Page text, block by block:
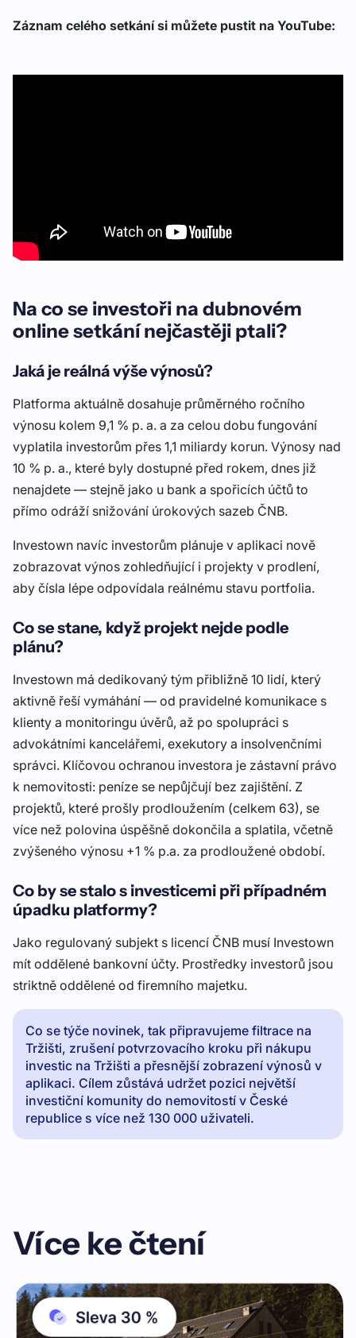
Záznam celého setkání si můžete pustit na YouTube:
Na co se investoři na dubnovém
online setkání nejčastěji ptali?
Jaká je reálná výše výnosů?
Platforma aktuálně dosahuje průměrného ročního
výnosu kolem 9,1 % p. a. a za celou dobu fungování
vyplatila investorům přes 1,1 miliardy korun. Výnosy nad
10 % p. a., které byly dostupné před rokem, dnes již
nenajdete — stejně jako u bank a spořicích účtů to
přímo odráží snižování úrokových sazeb ČNB.
Investown navíc investorům plánuje v aplikaci nově
zobrazovat výnos zohledňující i projekty v prodlení,
aby čísla lépe odpovídala reálnému stavu portfolia.
Co se stane, když projekt nejde podle
plánu?
Investown má dedikovaný tým přibližně 10 lidí, který
aktivně řeší vymáhání — od pravidelné komunikace s
klienty a monitoringu úvěrů, až po spolupráci s
advokátními kancelářemi, exekutory a insolvenčními
správci. Klíčovou ochranou investora je zástavní právo
k nemovitosti: peníze se nepůjčují bez zajištění. Z
projektů, které prošly prodloužením (celkem 63), se
více než polovina úspěšně dokončila a splatila, včetně
zvýšeného výnosu +1 % p.a. za prodloužené období.
Co by se stalo s investicemi při případném
úpadku platformy?
Jako regulovaný subjekt s licencí ČNB musí Investown
mít oddělené bankovní účty. Prostředky investorů jsou
striktně oddělené od firemního majetku.
Co se týče novinek, tak připravujeme filtrace na
Tržišti, zrušení potvrzovacího kroku při nákupu
investic na Tržišti a přesnější zobrazení výnosů v
aplikaci. Cílem zůstává udržet pozici největší
investiční komunity do nemovitostí v České
republice s více než 130 000 uživateli.
Více ke čtení